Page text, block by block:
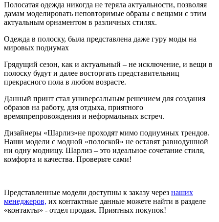
Полосатая одежда никогда не теряла актуальности, позволяя
дамам моделировать неповторимые образы с вещами с этим
актуальным орнаментом в различных стилях.
Одежда в полоску, была представлена даже гуру моды на
мировых подиумах
Грядущий сезон, как и актуальный – не исключение, и вещи в
полоску будут и далее восторгать представительниц
прекрасного пола в любом возрасте.
Данный принт стал универсальным решением для создания
образов на работу, для отдыха, приятного
времяпрепровождения и неформальных встреч.
Дизайнеры «Шарлиз»не проходят мимо подиумных трендов.
Наши модели с модной «полоской» не оставят равнодушной
ни одну модницу. Шарлиз – это идеальное сочетание стиля,
комфорта и качества. Проверьте сами!
Представленные модели доступны к заказу через наших
менеджеров, их контактные данные можете найти в разделе
«контакты» - отдел продаж. Приятных покупок!